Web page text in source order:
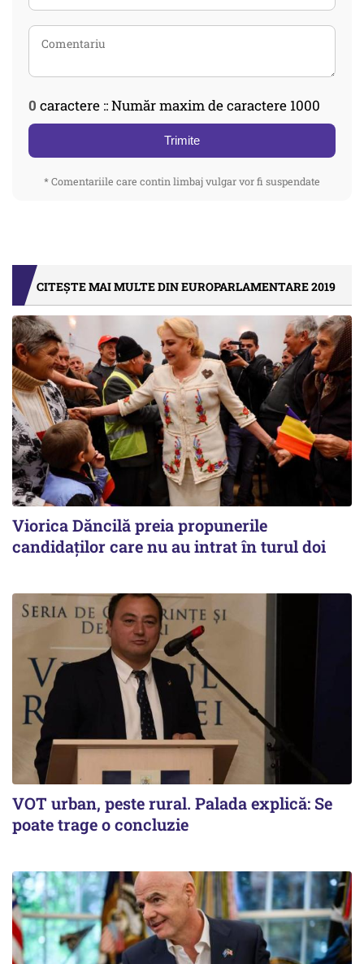
0 caractere :: Număr maxim de caractere 1000
Trimite
* Comentariile care contin limbaj vulgar vor fi suspendate
CITEȘTE MAI MULTE DIN EUROPARLAMENTARE 2019
Viorica Dăncilă preia propunerile
candidaților care nu au intrat în turul doi
VOT urban, peste rural. Palada explică: Se
poate trage o concluzie